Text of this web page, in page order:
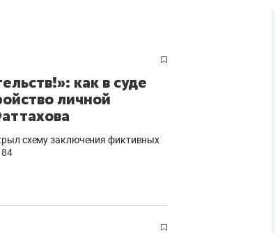
как в суде
личной
схему заключения фиктивных
84
правил, бизнес может
чем интересен Оман?